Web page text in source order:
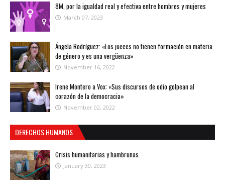
8M, por la igualdad real y efectiva entre hombres y mujeres
March 07, 2023
Ángela Rodríguez: «Los jueces no tienen formación en materia
de género y es una vergüenza»
November 16, 2022
Irene Montero a Vox: «Sus discursos de odio golpean al
corazón de la democracia»
November 02, 2022
DERECHOS HUMANOS
Crisis humanitarias y hambrunas
January 30, 2023